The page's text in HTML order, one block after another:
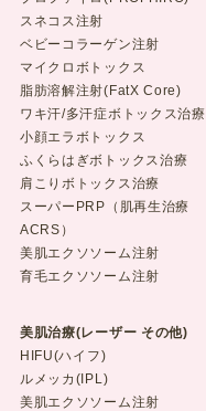
スネコス注射
ベビーコラーゲン注射
マイクロボトックス
脂肪溶解注射(FatX Core)
ワキ汗/多汗症ボトックス治療
小顔エラボトックス
ふくらはぎボトックス治療
肩こりボトックス治療
スーパーPRP（肌再生治療
ACRS）
美肌エクソソーム注射
育毛エクソソーム注射
美肌治療(レーザー その他)
HIFU(ハイフ)
ルメッカ(IPL)
美肌エクソソーム注射